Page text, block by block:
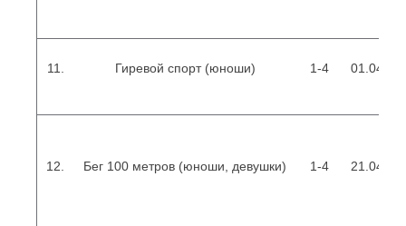
11. Гиревой спорт (юноши) 1-4
12. Бег 100 метров (юноши, девушки) 1-4